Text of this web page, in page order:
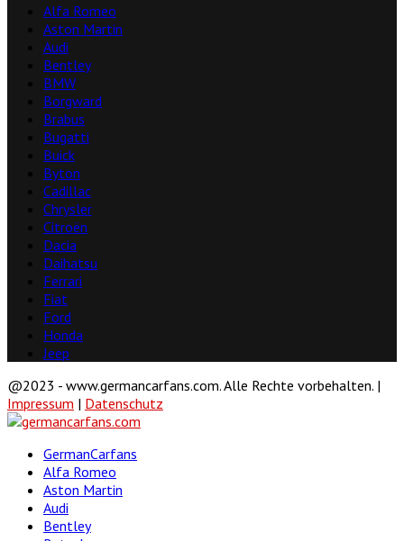
Alfa Romeo
Aston Martin
Audi
Bentley
BMW
Borgward
Brabus
Bugatti
Buick
Byton
Cadillac
Chrysler
Citroën
Dacia
Daihatsu
Ferrari
Fiat
Ford
Honda
Jeep
@2023 - www.germancarfans.com. Alle Rechte vorbehalten. |
Impressum | Datenschutz
GermanCarfans
Alfa Romeo
Aston Martin
Audi
Bentley